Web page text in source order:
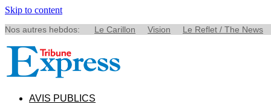
Skip to content
Nos autres hebdos: Le Carillon Vision Le Reflet / The News
AVIS PUBLICS